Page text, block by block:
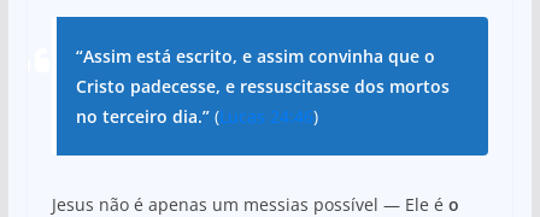
“Assim está escrito, e assim convinha que o
Cristo padecesse, e ressuscitasse dos mortos
no terceiro dia.”(Lucas 24:46)
Jesus não é apenas um messias possível — Ele é o